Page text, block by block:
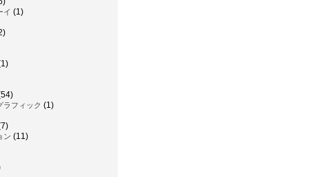
イ (1)
ラフィック (1)
ン (11)